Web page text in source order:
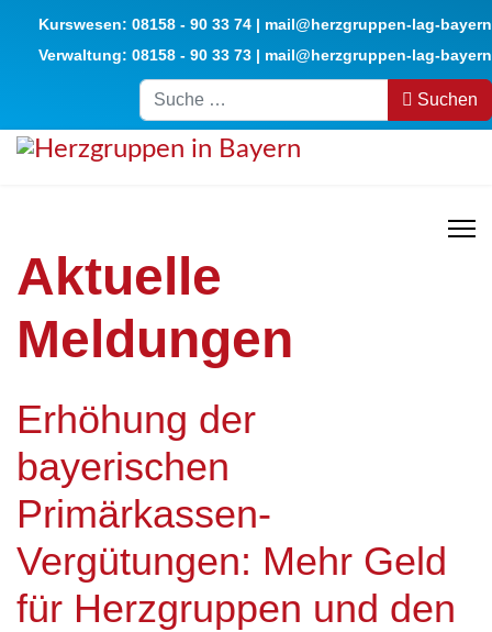
Kurswesen: 08158 - 90 33 74 | mail@herzgruppen-lag-
Verwaltung: 08158 - 90 33 73 | mail@herzgruppen-lag-
Suchen Suchen
Aktuelle
Meldungen
Erhöhung der
bayerischen
Primärkassen-
Vergütungen: Mehr Geld
für Herzgruppen und den